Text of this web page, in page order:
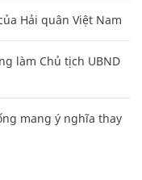
Hải quân Việt Nam
làm Chủ tịch UBND
mang ý nghĩa thay